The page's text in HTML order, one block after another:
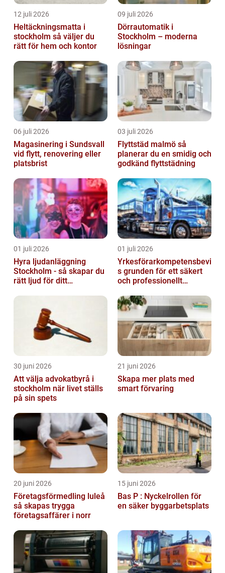
12 juli 2026
Heltäckningsmatta i
stockholm så väljer du
rätt för hem och kontor
09 juli 2026
Dörrautomatik i
Stockholm – moderna
lösningar
06 juli 2026
Magasinering i Sundsvall
vid flytt, renovering eller
platsbrist
03 juli 2026
Flyttstäd malmö så
planerar du en smidig och
godkänd flyttstädning
01 juli 2026
Hyra ljudanläggning
Stockholm - så skapar du
rätt ljud för ditt
01 juli 2026
Yrkesförarkompetensbevi
s grunden för ett säkert
och professionellt
30 juni 2026
Att välja advokatbyrå i
stockholm när livet ställs
på sin spets
21 juni 2026
Skapa mer plats med
smart förvaring
20 juni 2026
Företagsförmedling luleå
så skapas trygga
företagsaffärer i norr
15 juni 2026
Bas P : Nyckelrollen för
en säker byggarbetsplats